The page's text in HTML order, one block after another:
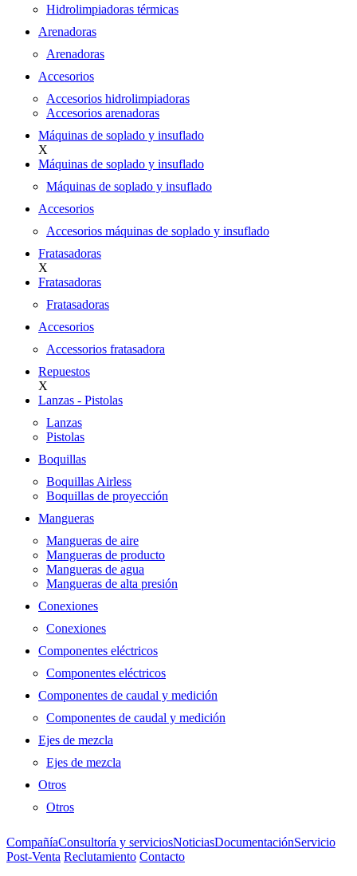
Hidrolimpiadoras térmicas
Arenadoras
Arenadoras
Accesorios
Accesorios hidrolimpiadoras
Accesorios arenadoras
Máquinas de soplado y insuflado
X
Máquinas de soplado y insuflado
Máquinas de soplado y insuflado
Accesorios
Accesorios máquinas de soplado y insuflado
Fratasadoras
X
Fratasadoras
Fratasadoras
Accesorios
Accessorios fratasadora
Repuestos
X
Lanzas - Pistolas
Lanzas
Pistolas
Boquillas
Boquillas Airless
Boquillas de proyección
Mangueras
Mangueras de aire
Mangueras de producto
Mangueras de agua
Mangueras de alta presión
Conexiones
Conexiones
Componentes eléctricos
Componentes eléctricos
Componentes de caudal y medición
Componentes de caudal y medición
Ejes de mezcla
Ejes de mezcla
Otros
Otros
CompañíaConsultoría y serviciosNoticiasDocumentaciónServicio
Post-Venta Reclutamiento Contacto